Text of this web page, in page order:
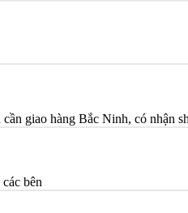
giao hàng Bắc Ninh, có nhận
bên